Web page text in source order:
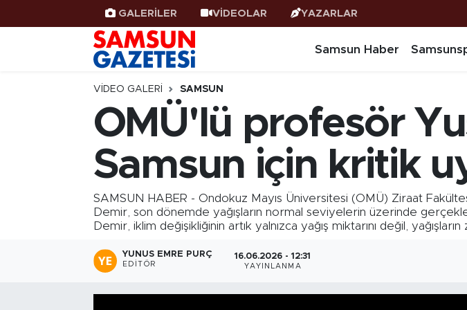
GALERİLER VİDEOLAR YAZARLAR
Samsun Haber
VIDEO GALERI SAMSUN
OMÜ'lü profesör
Samsun için kritik
SAMSUN HABER - Ondokuz Mayıs Üniversitesi (OMÜ) Ziraat
Demir, son dönemde yağışların normal seviyelerin üzerinde
Demir, iklim değişikliğinin artık yalnızca yağış miktarını değil,
YUNUS EMRE PURÇ
EDITÖR
16.06.2026 - 12:31
YAYINLANMA
Samsun Haber
Samsunspor
Samsun Rehberi
Resmi İlanlar
Samsun Nöbetçi Eczaneler
Samsun Hava Durumu
SAMSUN Namaz Vakitleri
Samsun Trafik Yoğunluk Haritası
Süper Lig Puan Durumu ve Fikstür
Tüm Manşetler
Son Dakika Haberleri